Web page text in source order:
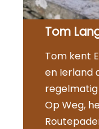
Tom
Tom kent
en Ierland
Op Weg,